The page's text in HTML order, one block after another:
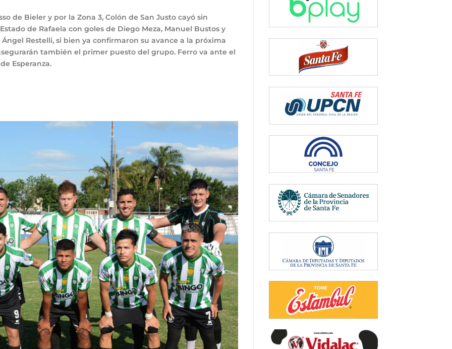
de Bieler y por la Zona 3, Colón de San Justo cayó sin
de Rafaela con goles de Diego Meza, Manuel Bustos y
Restelli, si bien ya confirmaron su avance a la próxima
también el primer puesto del grupo. Ferro va ante el
Esperanza.